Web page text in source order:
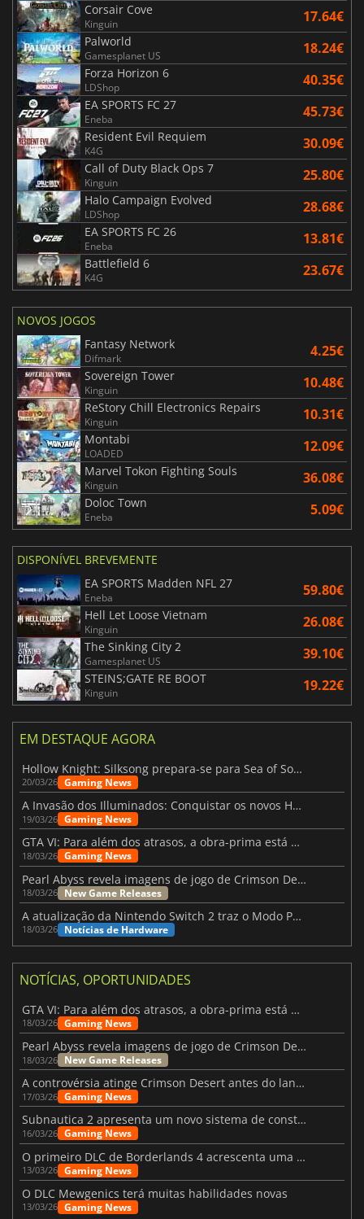
Corsair Cove
Kinguin 17.64€
Palworld
Gamesplanet US 18.24€
Forza Horizon 6
LDShop 40.35€
EA SPORTS FC 27
Eneba 45.73€
Resident Evil Requiem
K4G 30.09€
Call of Duty Black Ops 7
Kinguin 25.80€
Halo Campaign Evolved
LDShop 28.68€
EA SPORTS FC 26
Eneba 13.81€
Battlefield 6
K4G 23.67€
NOVOS JOGOS
Fantasy Network
Difmark 4.25€
Sovereign Tower
Kinguin 10.48€
ReStory Chill Electronics Repairs
Kinguin 10.31€
Montabi
LOADED 12.09€
Marvel Tokon Fighting Souls
Kinguin 36.08€
Doloc Town
Eneba 5.09€
DISPONÍVEL BREVEMENTE
EA SPORTS Madden NFL 27
Eneba 59.80€
Hell Let Loose Vietnam
Kinguin 26.08€
The Sinking City 2
Gamesplanet US 39.10€
STEINS;GATE RE BOOT
Kinguin 19.22€
EM DESTAQUE AGORA
Hollow Knight: Silksong prepara-se para Sea of Sorrow com um patch
20/03/26 Gaming News
A Invasão dos Illuminados: Conquistar os novos Helldivers 2 Atualização!
19/03/26 Gaming News
GTA VI: Para além dos atrasos, a obra-prima está quase a chegar
18/03/26 Gaming News
Pearl Abyss revela imagens de jogo de Crimson Desert para a PS5
18/03/26 New Game Releases
A atualização da Nintendo Switch 2 traz o Modo Portátil aos jogos mais antigos da Switch
18/03/26 Notícias de Hardware
NOTÍCIAS, OPORTUNIDADES
GTA VI: Para além dos atrasos, a obra-prima está quase a chegar
18/03/26 Gaming News
Pearl Abyss revela imagens de jogo de Crimson Desert para a PS5
18/03/26 New Game Releases
A controvérsia atinge Crimson Desert antes do lançamento
17/03/26 Gaming News
Subnautica 2 apresenta um novo sistema de construção de bases
16/03/26 Gaming News
O primeiro DLC de Borderlands 4 acrescenta uma nova personagem e muito mais
13/03/26 Gaming News
O DLC Mewgenics terá muitas habilidades novas
13/03/26 Gaming News